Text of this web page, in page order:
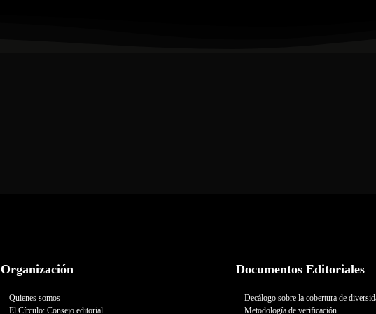
Organización
Quienes somos
El Círculo: Consejo editorial
Documentos Editoriales
Decálogo sobre la cobertura de
Metodología de verificación